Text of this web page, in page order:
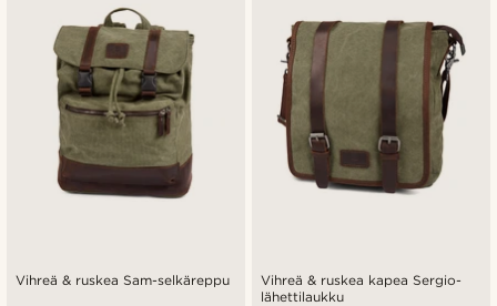
Vihreä & ruskea Sam-selkäreppu
Vihreä & ruskea kapea Sergio-
lähettilaukku